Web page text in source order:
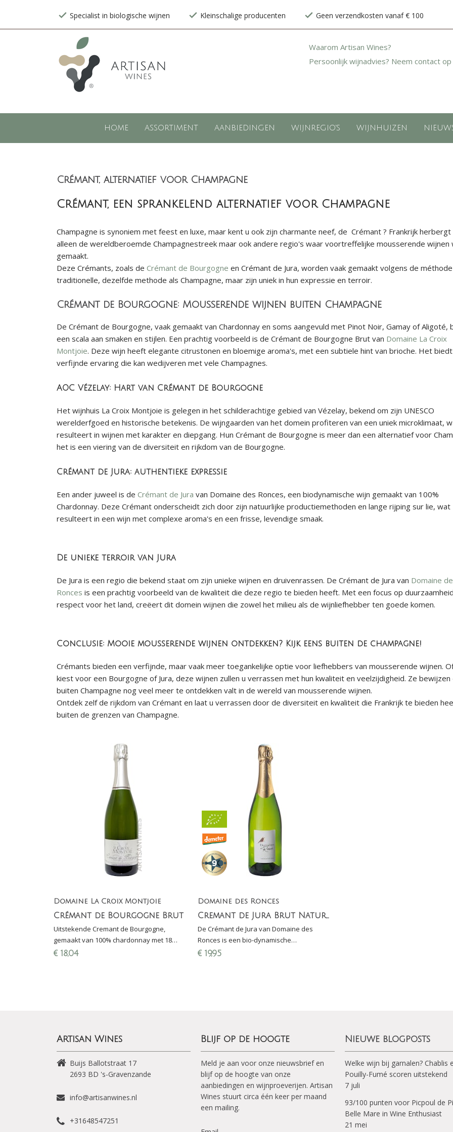
Specialist in biologische wijnen Kleinschalige producenten Geen verzendkosten vanaf € 100
Waarom Artisan Wines?
Persoonlijk wijnadvies? Neem contact op
HOME ASSORTIMENT AANBIEDINGEN WIJNREGIO'S WIJNHUIZEN
Crémant, alternatief voor Champagne
Crémant, een sprankelend alternatief voor Champagne
Champagne is synoniem met feest en luxe, maar kent u ook zijn charmante neef, de Crémant ? Frankrijk
alleen de wereldberoemde Champagnestreek maar ook andere regio's waar voortreffelijke mousserende wijnen
gemaakt.
Deze Crémants, zoals de Crémant de Bourgogne en Crémant de Jura, worden vaak gemaakt volgens de méthode
traditionelle, dezelfde methode als Champagne, maar zijn uniek in hun expressie en terroir.
Crémant de Bourgogne: Mousserende wijnen buiten Champagne
De Crémant de Bourgogne, vaak gemaakt van Chardonnay en soms aangevuld met Pinot Noir, Gamay of Aligoté,
een scala aan smaken en stijlen. Een prachtig voorbeeld is de Crémant de Bourgogne Brut van Domaine La Croix
Montjoie. Deze wijn heeft elegante citrustonen en bloemige aroma's, met een subtiele hint van brioche. Het
verfijnde ervaring die kan wedijveren met vele Champagnes.
AOC Vézelay: Hart van Crémant de Bourgogne
Het wijnhuis La Croix Montjoie is gelegen in het schilderachtige gebied van Vézelay, bekend om zijn UNESCO
werelderfgoed en historische betekenis. De wijngaarden van het domein profiteren van een uniek microklimaat,
resulteert in wijnen met karakter en diepgang. Hun Crémant de Bourgogne is meer dan een alternatief voor
het is een viering van de diversiteit en rijkdom van de Bourgogne.
Crémant de Jura: authentieke expressie
Een ander juweel is de Crémant de Jura van Domaine des Ronces, een biodynamische wijn gemaakt van 100%
Chardonnay. Deze Crémant onderscheidt zich door zijn natuurlijke productiemethoden en lange rijping sur lie, wat
resulteert in een wijn met complexe aroma's en een frisse, levendige smaak.
De unieke terroir van Jura
De Jura is een regio die bekend staat om zijn unieke wijnen en druivenrassen. De Crémant de Jura van Domaine
Ronces is een prachtig voorbeeld van de kwaliteit die deze regio te bieden heeft. Met een focus op
respect voor het land, creëert dit domein wijnen die zowel het milieu als de wijnliefhebber ten goede komen.
Conclusie: Mooie mousserende wijnen ontdekken? Kijk eens buiten de champagne!
Crémants bieden een verfijnde, maar vaak meer toegankelijke optie voor liefhebbers van mousserende wijnen.
kiest voor een Bourgogne of Jura, deze wijnen zullen u verrassen met hun kwaliteit en veelzijdigheid. Ze
buiten Champagne nog veel meer te ontdekken valt in de wereld van mousserende wijnen.
Ontdek zelf de rijkdom van Crémant en laat u verrassen door de diversiteit en kwaliteit die Frankrijk te bieden
buiten de grenzen van Champagne.
Domaine La Croix Montjoie
Crémant de Bourgogne Brut
Uitstekende Cremant de Bourgogne,
gemaakt van 100% chardonnay met 18
maanden rijping sur lie
€ 18,04
Domaine des Ronces
Cremant de Jura Brut Nature (100% Chardonnay)
De Crémant de Jura van Domaine des
Ronces is een bio-dynamische
mousserende wijn gemaakt van 100%
€ 19,95
Artisan Wines
Buijs Ballotstraat 17
2693 BD 's-Gravenzande
info@artisanwines.nl
+31648547251
Blijf op de hoogte
Meld je aan voor onze nieuwsbrief en
blijf op de hoogte van onze
aanbiedingen en wijnproeverijen. Artisan
Wines stuurt circa één keer per maand
een mailing.
Nieuwe blogposts
Welke wijn bij garnalen? Chablis
Pouilly-Fumé scoren uitstekend
7 juli
93/100 punten voor Picpoul de
Belle Mare in Wine Enthusiast
21 mei